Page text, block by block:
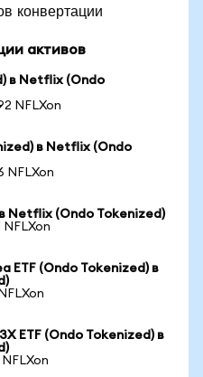
конвертации
активов
в Netflix (Ondo
NFLXon
в Netflix (Ondo
NFLXon
Netflix (Ondo Tokenized)
NFLXon
ETF (Ondo Tokenized) в
ETF (Ondo Tokenized) в
NFLXon